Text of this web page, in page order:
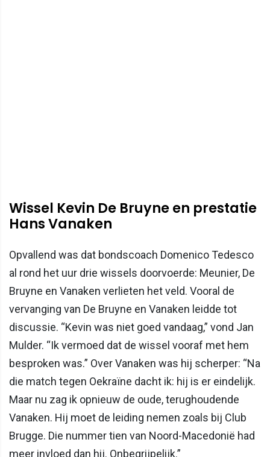
Wissel Kevin De Bruyne en prestatie
Hans Vanaken
Opvallend was dat bondscoach Domenico Tedesco
al rond het uur drie wissels doorvoerde: Meunier, De
Bruyne en Vanaken verlieten het veld. Vooral de
vervanging van De Bruyne en Vanaken leidde tot
discussie. “Kevin was niet goed vandaag,” vond Jan
Mulder. “Ik vermoed dat de wissel vooraf met hem
besproken was.” Over Vanaken was hij scherper: “Na
die match tegen Oekraïne dacht ik: hij is er eindelijk.
Maar nu zag ik opnieuw de oude, terughoudende
Vanaken. Hij moet de leiding nemen zoals bij Club
Brugge. Die nummer tien van Noord-Macedonië had
meer invloed dan hij. Onbegrijpelijk.”